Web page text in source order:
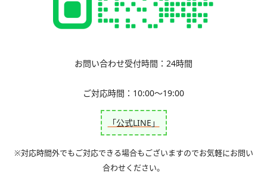
お問い合わせ受付時間： 24時間
ご対応時間： 10:00〜19:00
「公式LINE」
※対応時間外でもご対応できる場合もございますのでお気軽にお問い
合わせください。